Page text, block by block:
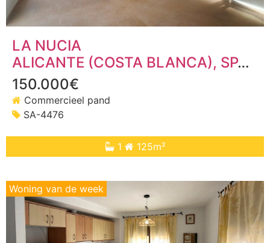
LA NUCIA
ALICANTE (COSTA BLANCA), SPANJE
150.000€
Commercieel pand
SA-4476
1 125m²
Woning van de week